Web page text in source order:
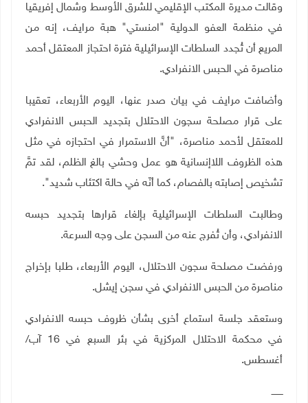
وقالت مديرة المكتب الإقليمي للشرق الأوسط وشمال إفريقيا
في منظمة العفو الدولية "امنستي" هبة مرايف، إنه من
المريع أن تُجدد السلطات الإسرائيلية فترة احتجاز المعتقل أحمد
مناصرة في الحبس الانفرادي.
وأضافت مرايف في بيان صدر عنها، اليوم الأربعاء، تعقيبا
على قرار مصلحة سجون الاحتلال بتجديد الحبس الانفرادي
للمعتقل لأحمد مناصرة، "أنَّ الاستمرار في احتجازه في مثل
هذه الظروف اللاإنسانية هو عمل وحشي بالغ الظلم، لقد تمَّ
تشخيص إصابته بالفصام، كما أنّه في حالة اكتئاب شديد".
وطالبت السلطات الإسرائيلية بإلغاء قرارها بتجديد حبسه
الانفرادي، وأن تُفرج عنه من السجن على وجه السرعة.
ورفضت مصلحة سجون الاحتلال، اليوم الأربعاء، طلبا بإخراج
مناصرة من الحبس الانفرادي في سجن إيشل.
وستعقد جلسة استماع أخرى بشأن ظروف حبسه الانفرادي
في محكمة الاحتلال المركزية في بئر السبع في 16 آب/
أغسطس.
ــــــــ